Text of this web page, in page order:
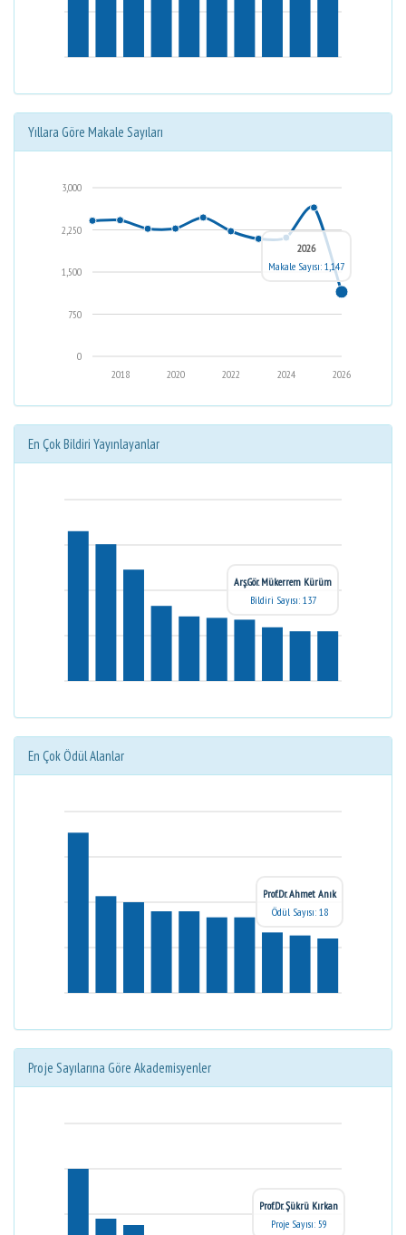
Yıllara Göre Makale Sayıları
0
750
1,500
2,250
3,000
2026
2024
2022
2020
2018
2026
Makale Sayısı: 1,147
En Çok Bildiri Yayınlayanlar
Arş.Gör. Mükerrem Kürüm
Bildiri Sayısı: 137
En Çok Ödül Alanlar
Prof.Dr. Ahmet Anık
Ödül Sayısı: 18
Proje Sayılarına Göre Akademisyenler
Prof.Dr. Şükrü Kırkan
Proje Sayısı: 59